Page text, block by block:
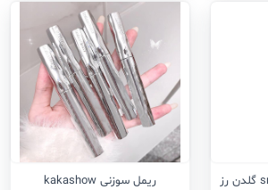
هایلایتر مایع smart glow گلدن رز
ریمل سوزنی kakashow